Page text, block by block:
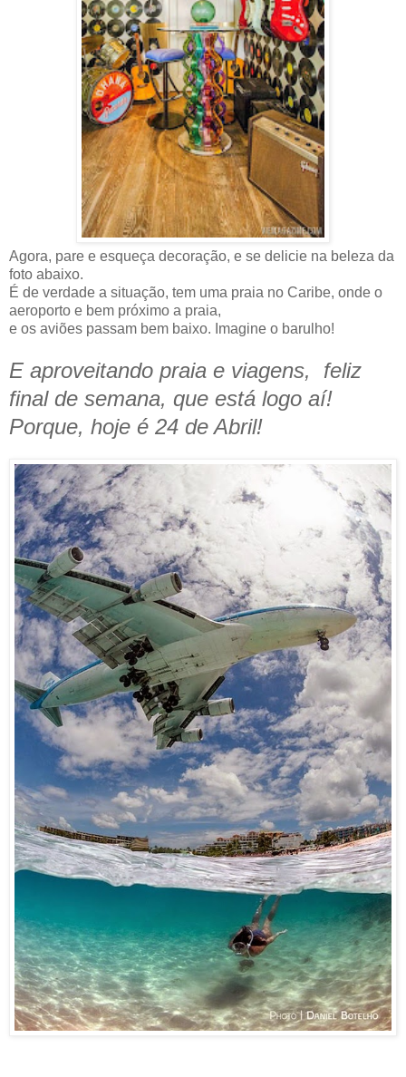
Agora, pare e esqueça decoração, e se delicie na beleza da
foto abaixo.
É de verdade a situação, tem uma praia no Caribe, onde o
aeroporto e bem próximo a praia,
e os aviões passam bem baixo. Imagine o barulho!
E aproveitando praia e viagens, feliz
final de semana, que está logo aí!
Porque, hoje é 24 de Abril!